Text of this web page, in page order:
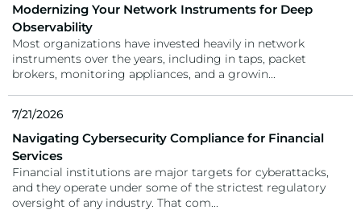
Modernizing Your Network Instruments for Deep
Observability
Most organizations have invested heavily in network
instruments over the years, including in taps, packet
brokers, monitoring appliances, and a growin...
7/21/2026
Navigating Cybersecurity Compliance for Financial
Services
Financial institutions are major targets for cyberattacks,
and they operate under some of the strictest regulatory
oversight of any industry. That com...